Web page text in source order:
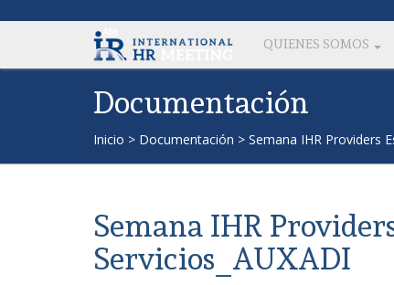
QUIENES SOMOS
Documentación
Inicio > Documentación > Semana IHR Providers
Semana IHR
Servicios_AUXADI